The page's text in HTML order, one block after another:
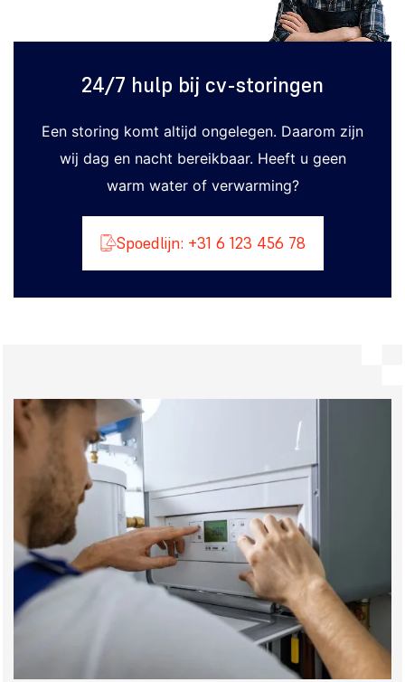
24/7 hulp bij cv-storingen
Een storing komt altijd ongelegen. Daarom zijn
wij dag en nacht bereikbaar. Heeft u geen
warm water of verwarming?
Spoedlijn: +31 6 123 456 78